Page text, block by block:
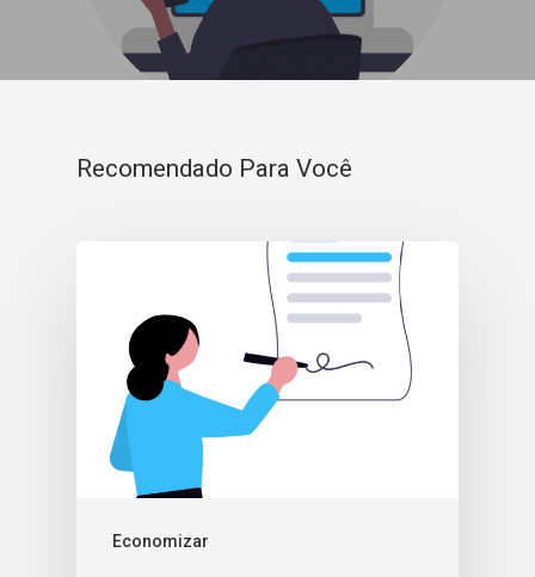
Recomendado Para Você
Economizar